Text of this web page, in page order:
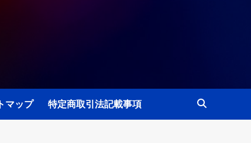
マップ 特定商取引法記載事項